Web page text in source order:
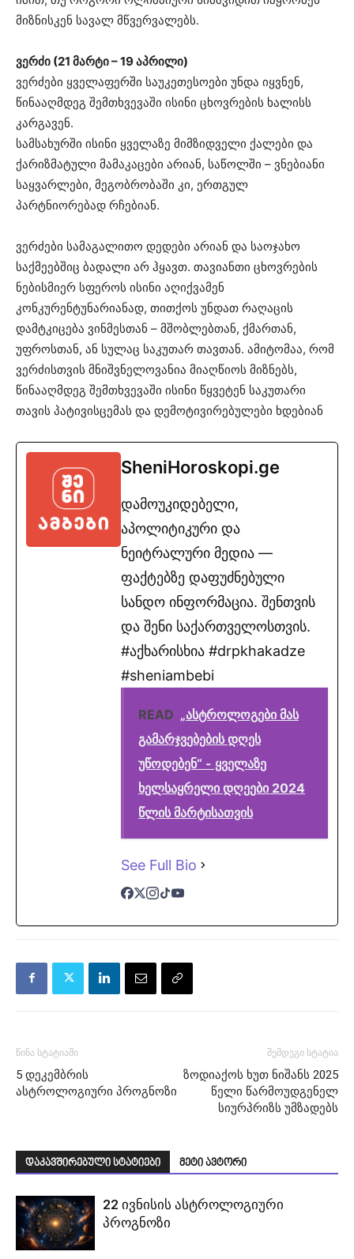
მიზნისკენ სავალ მწვერვალებს.
ვერძი (21 მარტი – 19 აპრილი)
ვერძები ყველაფერში საუკეთესოები უნდა იყვნენ,
წინააღმდეგ შემთხვევაში ისინი ცხოვრების ხალისს
კარგავენ.
სამსახურში ისინი ყველაზე მიმზიდველი ქალები და
ქარიზმატული მამაკაცები არიან, საწოლში – ვნებიანი
საყვარლები, მეგობრობაში კი, ერთგულ
პარტნიორებად რჩებიან.
ვერძები სამაგალითო დედები არიან და საოჯახო
საქმეებშიც ბადალი არ ჰყავთ. თავიანთი ცხოვრების
ნებისმიერ სფეროს ისინი აღიქვამენ
კონკურენტუნარიანად, თითქოს უნდათ რაღაცის
დამტკიცება ვინმესთან – მშობლებთან, ქმართან,
უფროსთან, ან სულაც საკუთარ თავთან. ამიტომაა, რომ
ვერძისთვის მნიშვნელოვანია მიაღწიოს მიზნებს,
წინააღმდეგ შემთხვევაში ისინი წყვეტენ საკუთარი
თავის პატივისცემას და დემოტივირებულები ხდებიან
SheniHoroskopi.ge
დამოუკიდებელი,
აპოლიტიკური და
ნეიტრალური მედია —
ფაქტებზე დაფუძნებული
სანდო ინფორმაცია. შენთვის
და შენი საქართველოსთვის.
#აქხარისხია #drpkhakadze
#sheniambebi
READ „ასტროლოგები მას
გამარჯვებების დღეს
უწოდებენ“ - ყველაზე
ხელსაყრელი დღეები 2024
წლის მარტისათვის
See Full Bio
წინა სტატიაში
5 დეკემბრის
ასტროლოგიური პროგნოზი
შემდეგი სტატია
ზოდიაქოს ხუთ ნიშანს 2025
წელი წარმოუდგენელ
სიურპრიზს უმზადებს
დაკავშირებული სტატიები მეტი ავტორი
22 ივნისის ასტროლოგიური
პროგნოზი